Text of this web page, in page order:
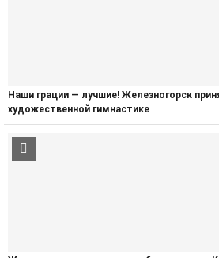
Наши грации — лучшие! Железногорск
художественной гимнастике